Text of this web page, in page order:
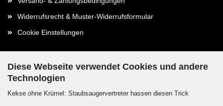
Diese Webseite verwendet Cookies und andere
Technologien
Kekse ohne Krümel: Staubsaugervertreter hassen diesen Trick
Widerrufsrecht & Muster-Widerrufsformular
Cookie Einstellungen
Kontaktdaten